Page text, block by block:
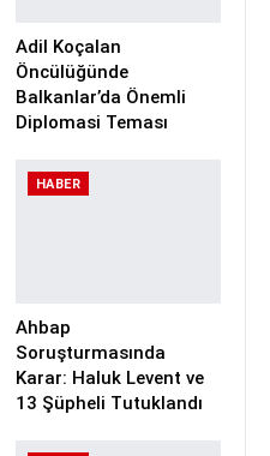
Adil Koçalan
Öncülüğünde
Balkanlar’da Önemli
Diplomasi Teması
HABER
Ahbap
Soruşturmasında
Karar: Haluk Levent ve
13 Şüpheli Tutuklandı